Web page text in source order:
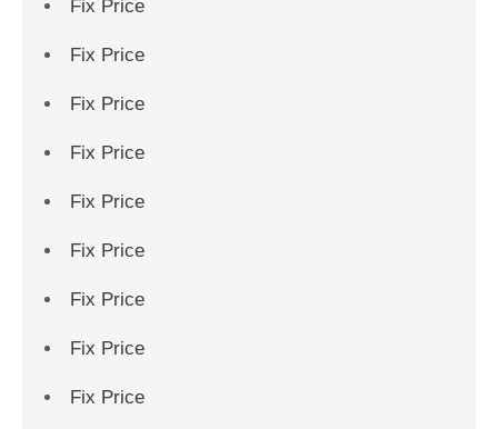
Fix Price
Fix Price
Fix Price
Fix Price
Fix Price
Fix Price
Fix Price
Fix Price
Fix Price